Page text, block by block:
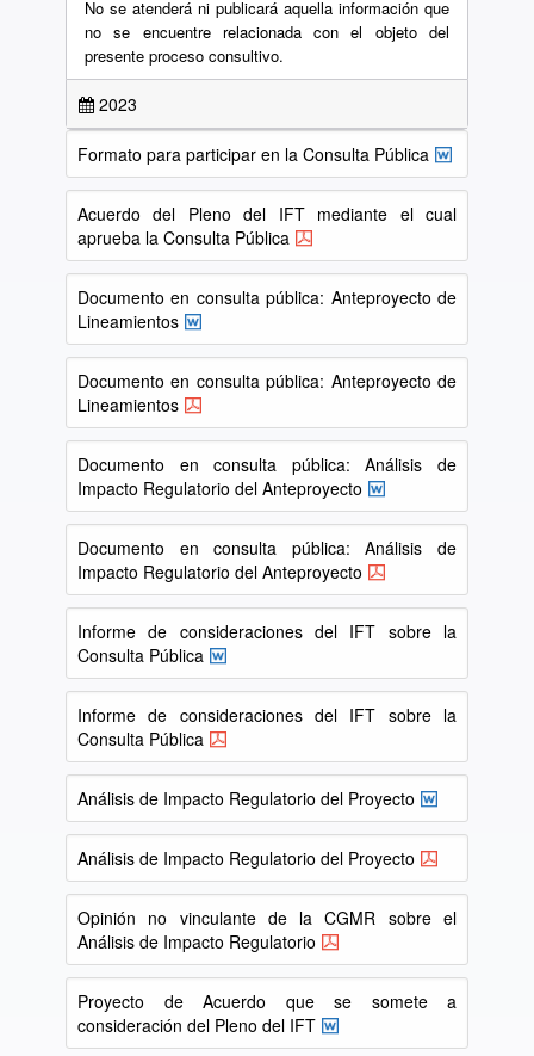
No se atenderá ni publicará aquella información que
no se encuentre relacionada con el objeto del
presente proceso consultivo.
2023
Formato para participar en la Consulta Pública
Acuerdo del Pleno del IFT mediante el cual
aprueba la Consulta Pública
Documento en consulta pública: Anteproyecto de
Lineamientos
Documento en consulta pública: Anteproyecto de
Lineamientos
Documento en consulta pública: Análisis de
Impacto Regulatorio del Anteproyecto
Documento en consulta pública: Análisis de
Impacto Regulatorio del Anteproyecto
Informe de consideraciones del IFT sobre la
Consulta Pública
Informe de consideraciones del IFT sobre la
Consulta Pública
Análisis de Impacto Regulatorio del Proyecto
Análisis de Impacto Regulatorio del Proyecto
Opinión no vinculante de la CGMR sobre el
Análisis de Impacto Regulatorio
Proyecto de Acuerdo que se somete a
consideración del Pleno del IFT